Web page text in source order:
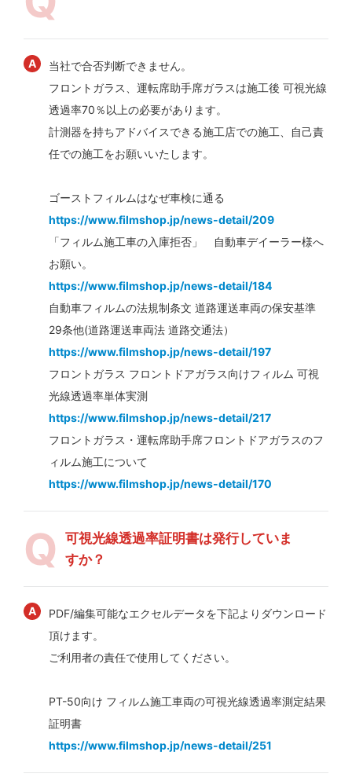
当社で合否判断できません。
フロントガラス、運転席助手席ガラスは施工後 可視光線
透過率70％以上の必要があります。
計測器を持ちアドバイスできる施工店での施工、自己責
任での施工をお願いいたします。
ゴーストフィルムはなぜ車検に通る
https://www.filmshop.jp/news-detail/209
「フィルム施工車の入庫拒否」 自動車デイーラー様へ
お願い。
https://www.filmshop.jp/news-detail/184
自動車フィルムの法規制条文 道路運送車両の保安基準
29条他(道路運送車両法 道路交通法）
https://www.filmshop.jp/news-detail/197
フロントガラス フロントドアガラス向けフィルム 可視
光線透過率単体実測
https://www.filmshop.jp/news-detail/217
フロントガラス・運転席助手席フロントドアガラスのフ
ィルム施工について
https://www.filmshop.jp/news-detail/170
可視光線透過率証明書は発行していま
すか？
PDF/編集可能なエクセルデータを下記よりダウンロード
頂けます。
ご利用者の責任で使用してください。
PT-50向け フィルム施工車両の可視光線透過率測定結果
証明書
https://www.filmshop.jp/news-detail/251